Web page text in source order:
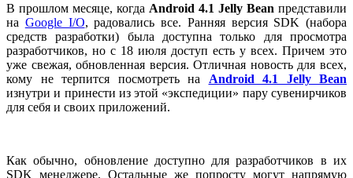
В прошлом месяце, когда Android 4.1 Jelly Bean представили
на Google I/O, радовались все. Ранняя версия SDK (набора
средств разработки) была доступна только для просмотра
разработчиков, но с 18 июля доступ есть у всех. Причем это
уже свежая, обновленная версия. Отличная новость для всех,
кому не терпится посмотреть на Android 4.1 Jelly Bean
изнутри и принести из этой «экспедиции» пару сувенирчиков
для себя и своих приложений.
Как обычно, обновление доступно для разработчиков в их
SDK менеджере. Остальные же попросту могут напрямую